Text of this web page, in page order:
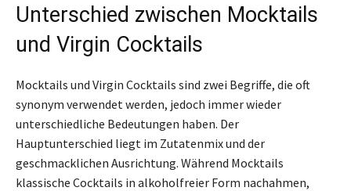
Unterschied zwischen Mocktails
und Virgin Cocktails
Mocktails und Virgin Cocktails sind zwei Begriffe, die oft
synonym verwendet werden, jedoch immer wieder
unterschiedliche Bedeutungen haben. Der
Hauptunterschied liegt im Zutatenmix und der
geschmacklichen Ausrichtung. Während Mocktails
klassische Cocktails in alkoholfreier Form nachahmen,